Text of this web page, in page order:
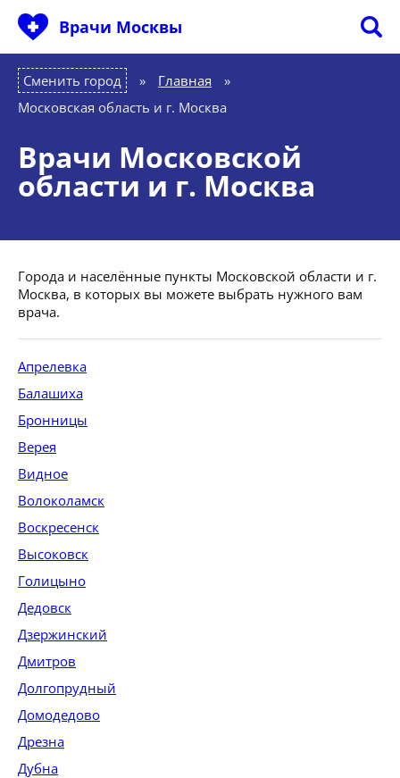
Врачи Москвы
Сменить город Главная
»
Московская область и г. Москва
Врачи Московской
области и г. Москва
Города и населённые пункты Московской области и г.
Москва, в которых вы можете выбрать нужного вам
врача.
Апрелевка
Балашиха
Бронницы
Верея
Видное
Волоколамск
Воскресенск
Высоковск
Голицыно
Дедовск
Дзержинский
Дмитров
Долгопрудный
Домодедово
Дрезна
Дубна